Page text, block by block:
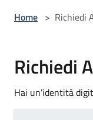
Home > Richiedi
Richiedi
Hai un’identità